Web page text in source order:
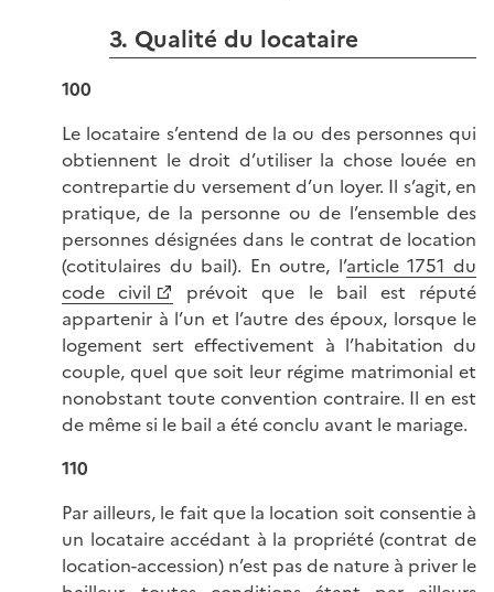
3. Qualité du locataire
100
Le locataire s’entend de la ou des personnes qui
obtiennent le droit d’utiliser la chose louée en
contrepartie du versement d’un loyer. Il s’agit, en
pratique, de la personne ou de l’ensemble des
personnes désignées dans le contrat de location
(cotitulaires du bail). En outre, l’article 1751 du
code civil
prévoit que le bail est réputé
appartenir à l’un et l’autre des époux, lorsque le
logement sert effectivement à l’habitation du
couple, quel que soit leur régime matrimonial et
nonobstant toute convention contraire. Il en est
de même si le bail a été conclu avant le mariage.
110
Par ailleurs, le fait que la location soit consentie à
un locataire accédant à la propriété (contrat de
location-accession) n’est pas de nature à priver le